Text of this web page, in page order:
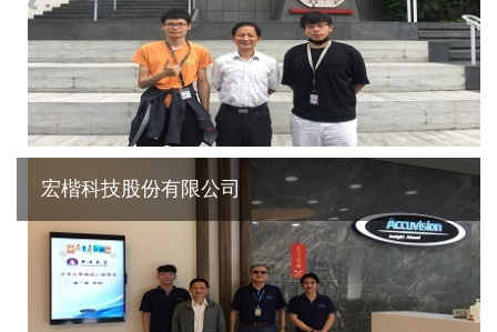
宏楷科技股份有限公司